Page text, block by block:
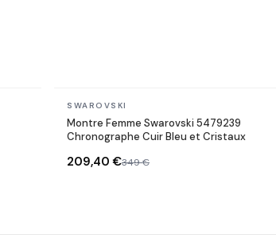
En stock
SWAROVSKI
Montre Femme Swarovski 5479239
Chronographe Cuir Bleu et Cristaux
209,40 €349 €